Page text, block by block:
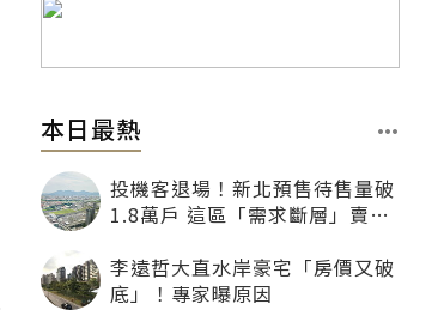
本日最熱
投機客退場！新北預售待售量破
1.8萬戶 這區「需求斷層」賣壓
李遠哲大直水岸豪宅「房價又破
底」！專家曝原因